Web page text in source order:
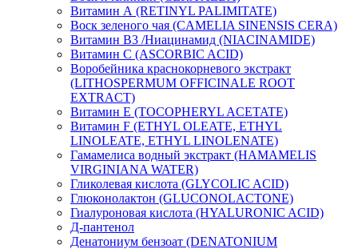
Витамин А (RETINYL PALIMITATE)
Воск зеленого чая (CAMELIA SINENSIS CERA)
Витамин B3 /Ниацинамид (NIACINAMIDE)
Витамин C (ASCORBIC ACID)
Воробейника краснокорневого экстракт
(LITHOSPERMUM OFFICINALE ROOT
EXTRACT)
Витамин Е (TOCOPHERYL ACETATE)
Витамин F (ETHYL OLEATE, ETHYL
LINOLEATE, ETHYL LINOLENATE)
Гамамелиса водный экстракт (HAMAMELIS
VIRGINIANA WATER)
Гликолевая кислота (GLYCOLIC ACID)
Глюконолактон (GLUCONOLACTONE)
Гиалуроновая кислота (HYALURONIC ACID)
Д-пантенол
Денатониум бензоат (DENATONIUM